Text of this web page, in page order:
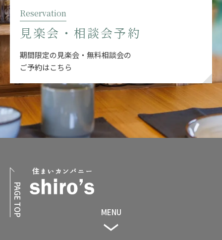
Reservation
見楽会・相談会予約
期間限定の見楽会・無料相談会の
ご予約はこちら
MENU
PAGE TOP